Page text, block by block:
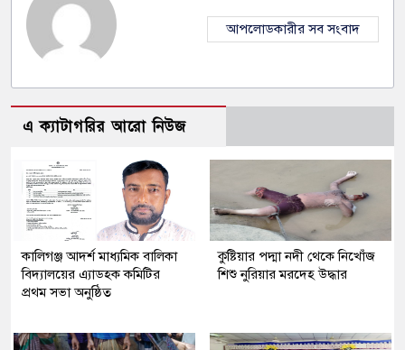
আপলোডকারীর সব সংবাদ
এ ক্যাটাগরির আরো নিউজ
কালিগঞ্জ আদর্শ মাধ্যমিক বালিকা
বিদ্যালয়ের এ্যাডহক কমিটির
প্রথম সভা অনুষ্ঠিত
কুষ্টিয়ার পদ্মা নদী থেকে নিখোঁজ
শিশু নুরিয়ার মরদেহ উদ্ধার